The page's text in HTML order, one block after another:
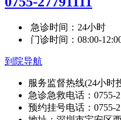
急诊时间：24小时
门诊时间：08:00-
到院导航
服务监督热线(24小时
急诊急救电话：0755-
预约挂号电话：0755-